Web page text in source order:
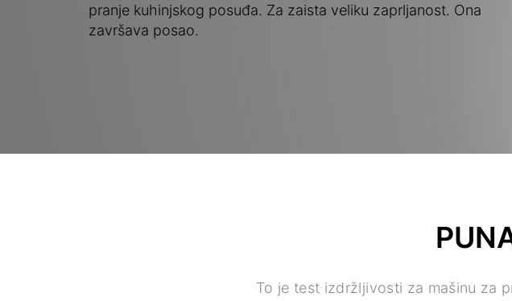
pranje kuhinjskog posuđa. Za zaista veliku zaprljanost. Ona
završava posao.
To je test izdržljivosti za mašinu za